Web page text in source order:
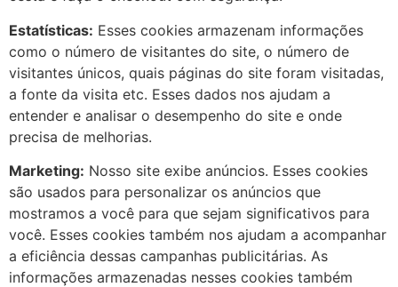
Estatísticas: Esses cookies armazenam informações
como o número de visitantes do site, o número de
visitantes únicos, quais páginas do site foram visitadas,
a fonte da visita etc. Esses dados nos ajudam a
entender e analisar o desempenho do site e onde
precisa de melhorias.
Marketing: Nosso site exibe anúncios. Esses cookies
são usados ​​para personalizar os anúncios que
mostramos a você para que sejam significativos para
você. Esses cookies também nos ajudam a acompanhar
a eficiência dessas campanhas publicitárias. As
informações armazenadas nesses cookies também